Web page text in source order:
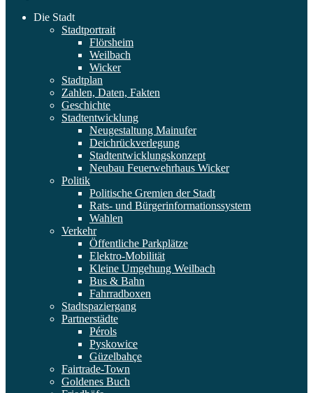
Die Stadt
Stadtportrait
Flörsheim
Weilbach
Wicker
Stadtplan
Zahlen, Daten, Fakten
Geschichte
Stadtentwicklung
Neugestaltung Mainufer
Deichrückverlegung
Stadtentwicklungskonzept
Neubau Feuerwehrhaus Wicker
Politik
Politische Gremien der Stadt
Rats- und Bürgerinformationssystem
Wahlen
Verkehr
Öffentliche Parkplätze
Elektro-Mobilität
Kleine Umgehung Weilbach
Bus & Bahn
Fahrradboxen
Stadtspaziergang
Partnerstädte
Pérols
Pyskowice
Güzelbahçe
Fairtrade-Town
Goldenes Buch